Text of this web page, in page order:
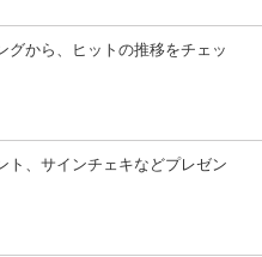
グから、ヒットの推移をチェッ
ト、サインチェキなどプレゼン